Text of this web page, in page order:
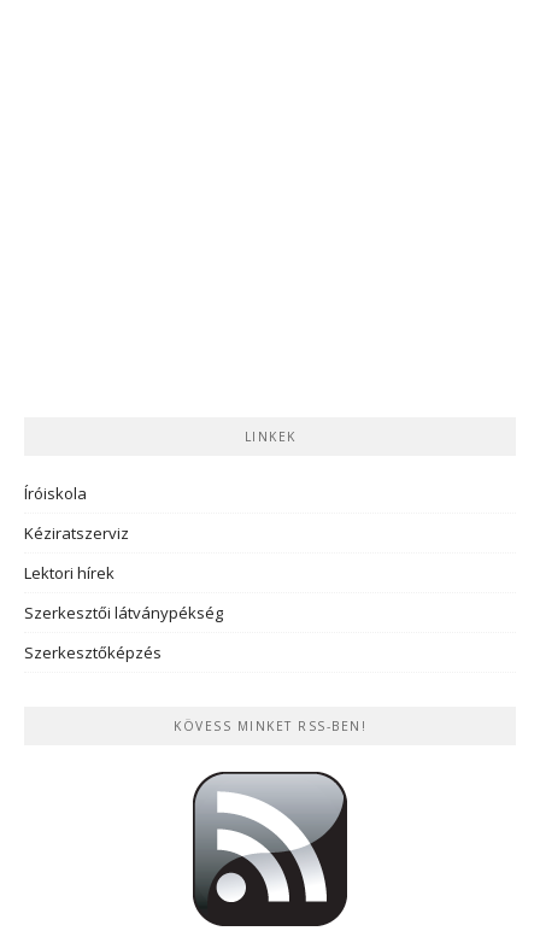
LINKEK
Íróiskola
Kéziratszerviz
Lektori hírek
Szerkesztői látványpékség
Szerkesztőképzés
KÖVESS MINKET RSS-BEN!